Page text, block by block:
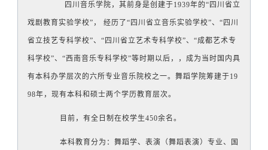
四川音乐学院，其前身是创建于1939年的“四川省立
戏剧教育实验学校”， 经历了“四川省立音乐实验学校”、“四川
省立技艺专科学校”、“四川省立艺术专科学校”、“成都艺术专
科学校”、“西南音乐专科学校”等时期以后，，成为当时国内具
有本科办学层次的六所专业音乐院校之一。 舞蹈学院筹建于19
98年，现有本科和硕士两个学历教育层次。
目前，有全日制在校学生450余名。
本科教育分为：舞蹈学、表演（舞蹈表演）专业、国